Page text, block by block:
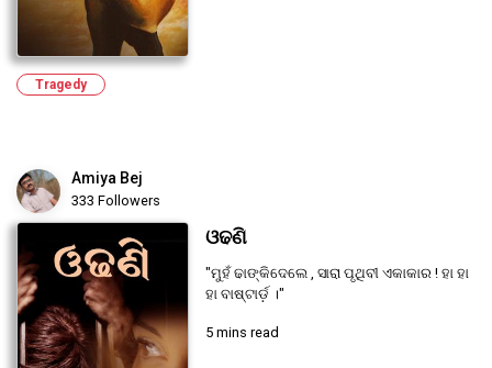
Tragedy
Amiya Bej
333 Followers
ଓଢଣି
"ମୁହଁ ଢାଙ୍କିଦେଲେ , ସାରା ପୃଥିବୀ ଏକାକାର ! ହା ହା
ହା ବାଷ୍ଟାର୍ଡ଼ ।"
5 mins read